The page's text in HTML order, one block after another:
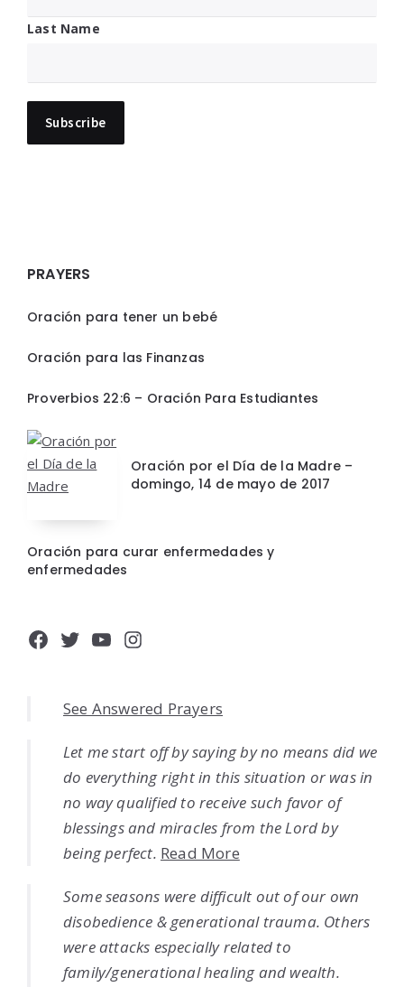
Last Name
PRAYERS
Oración para tener un bebé
Oración para las Finanzas
Proverbios 22:6 – Oración Para Estudiantes
Oración por el Día de la Madre –
domingo, 14 de mayo de 2017
Oración para curar enfermedades y
enfermedades
Facebook
Twitter
YouTube
Instagram
See Answered Prayers
Let me start off by saying by no means did we
do everything right in this situation or was in
no way qualified to receive such favor of
blessings and miracles from the Lord by
being perfect. Read More
Some seasons were difficult out of our own
disobedience & generational trauma. Others
were attacks especially related to
family/generational healing and wealth.